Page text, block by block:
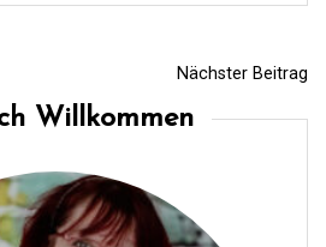
Nächster Beitrag
Willkommen